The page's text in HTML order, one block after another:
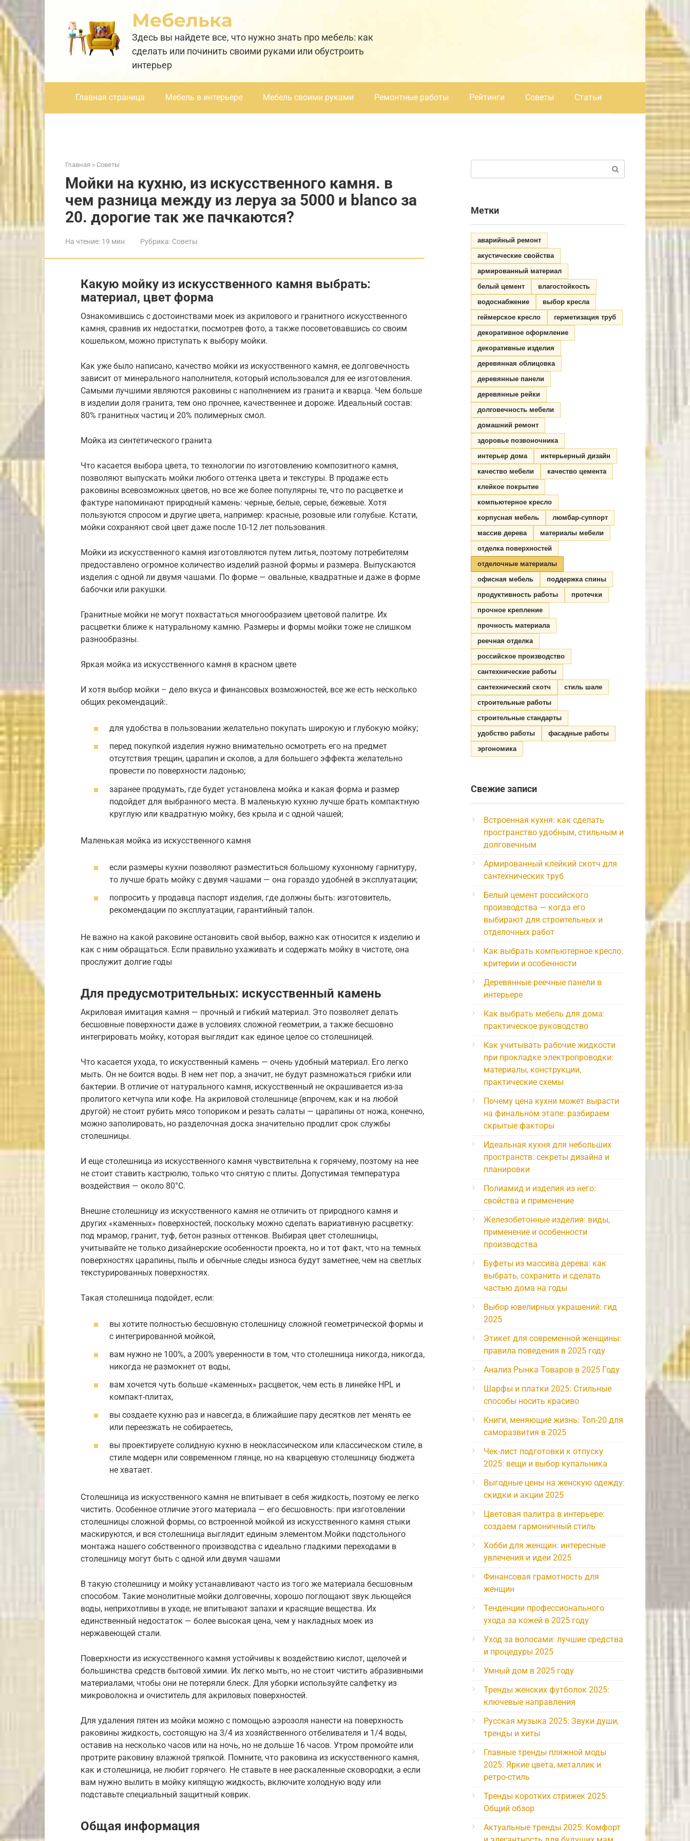
Перейти
к
контенту
Мебелька
Здесь вы найдете все, что нужно знать про мебель: как
сделать или починить своими руками или обустроить
интерьер
Главная страница Мебель в интерьере Мебель своими руками Ремонтные работы Рейтинги Советы Статьи
Главная » Советы
Мойки на кухню, из искусственного камня. в
чем разница между из леруа за 5000 и blanco за
20. дорогие так же пачкаются?
На чтение: 19 мин Рубрика: Советы
Какую мойку из искусственного камня выбрать:
материал, цвет форма
Ознакомившись с достоинствами моек из акрилового и гранитного искусственного
камня, сравнив их недостатки, посмотрев фото, а также посоветовавшись со своим
кошельком, можно приступать к выбору мойки.
Как уже было написано, качество мойки из искусственного камня, ее долговечность
зависит от минерального наполнителя, который использовался для ее изготовления.
Самыми лучшими являются раковины с наполнением из гранита и кварца. Чем больше
в изделии доля гранита, тем оно прочнее, качественнее и дороже. Идеальный состав:
80% гранитных частиц и 20% полимерных смол.
Мойка из синтетического гранита
Что касается выбора цвета, то технологии по изготовлению композитного камня,
позволяют выпускать мойки любого оттенка цвета и текстуры. В продаже есть
раковины всевозможных цветов, но все же более популярны те, что по расцветке и
фактуре напоминают природный камень: черные, белые, серые, бежевые. Хотя
пользуются спросом и другие цвета, например: красные, розовые или голубые. Кстати,
мойки сохраняют свой цвет даже после 10-12 лет пользования.
Мойки из искусственного камня изготовляются путем литья, поэтому потребителям
предоставлено огромное количество изделий разной формы и размера. Выпускаются
изделия с одной ли двумя чашами. По форме — овальные, квадратные и даже в форме
бабочки или ракушки.
Гранитные мойки не могут похвастаться многообразием цветовой палитре. Их
расцветки ближе к натуральному камню. Размеры и формы мойки тоже не слишком
разнообразны.
Яркая мойка из искусственного камня в красном цвете
И хотя выбор мойки – дело вкуса и финансовых возможностей, все же есть несколько
общих рекомендаций:.
для удобства в пользовании желательно покупать широкую и глубокую мойку;
перед покупкой изделия нужно внимательно осмотреть его на предмет
отсутствия трещин, царапин и сколов, а для большего эффекта желательно
провести по поверхности ладонью;
заранее продумать, где будет установлена мойка и какая форма и размер
подойдет для выбранного места. В маленькую кухню лучше брать компактную
круглую или квадратную мойку, без крыла и с одной чашей;
Маленькая мойка из искусственного камня
если размеры кухни позволяют разместиться большому кухонному гарнитуру,
то лучше брать мойку с двумя чашами — она гораздо удобней в эксплуатации;
попросить у продавца паспорт изделия, где должны быть: изготовитель,
рекомендации по эксплуатации, гарантийный талон.
Не важно на какой раковине остановить свой выбор, важно как относится к изделию и
как с ним обращаться. Если правильно ухаживать и содержать мойку в чистоте, она
прослужит долгие годы
Для предусмотрительных: искусственный камень
Акриловая имитация камня — прочный и гибкий материал. Это позволяет делать
бесшовные поверхности даже в условиях сложной геометрии, а также бесшовно
интегрировать мойку, которая выглядит как единое целое со столешницей.
Что касается ухода, то искусственный камень — очень удобный материал. Его легко
мыть. Он не боится воды. В нем нет пор, а значит, не будут размножаться грибки или
бактерии. В отличие от натурального камня, искусственный не окрашивается из-за
пролитого кетчупа или кофе. На акриловой столешнице (впрочем, как и на любой
другой) не стоит рубить мясо топориком и резать салаты — царапины от ножа, конечно,
можно заполировать, но разделочная доска значительно продлит срок службы
столешницы.
И еще столешница из искусственного камня чувствительна к горячему, поэтому на нее
не стоит ставить кастрюлю, только что снятую с плиты. Допустимая температура
воздействия — около 80°С.
Внешне столешницу из искусственного камня не отличить от природного камня и
других «каменных» поверхностей, поскольку можно сделать вариативную расцветку:
под мрамор, гранит, туф, бетон разных оттенков. Выбирая цвет столешницы,
учитывайте не только дизайнерские особенности проекта, но и тот факт, что на темных
поверхностях царапины, пыль и обычные следы износа будут заметнее, чем на светлых
текстурированных поверхностях.
Такая столешница подойдет, если:
вы хотите полностью бесшовную столешницу сложной геометрической формы и
с интегрированной мойкой,
вам нужно не 100%, а 200% уверенности в том, что столешница никогда, никогда,
никогда не размокнет от воды,
вам хочется чуть больше «каменных» расцветок, чем есть в линейке HPL и
компакт-плитах,
вы создаете кухню раз и навсегда, в ближайшие пару десятков лет менять ее
или переезжать не собираетесь,
вы проектируете солидную кухню в неоклассическом или классическом стиле, в
стиле модерн или современном глянце, но на кварцевую столешницу бюджета
не хватает.
Столешница из искусственного камня не впитывает в себя жидкость, поэтому ее легко
чистить. Особенное отличие этого материала — его бесшовность: при изготовлении
столешницы сложной формы, со встроенной мойкой из искусственного камня стыки
маскируются, и вся столешница выглядит единым элементом.Мойки подстольного
монтажа нашего собственного производства с идеально гладкими переходами в
столешницу могут быть с одной или двумя чашами
В такую столешницу и мойку устанавливают часто из того же материала бесшовным
способом. Такие монолитные мойки долговечны, хорошо поглощают звук льющейся
воды, неприхотливы в уходе, не впитывают запахи и красящие вещества. Их
единственный недостаток — более высокая цена, чем у накладных моек из
нержавеющей стали.
Поверхности из искусственного камня устойчивы к воздействию кислот, щелочей и
большинства средств бытовой химии. Их легко мыть, но не стоит чистить абразивными
материалами, чтобы они не потеряли блеск. Для уборки используйте салфетку из
микроволокна и очиститель для акриловых поверхностей.
Для удаления пятен из мойки можно с помощью аэрозоля нанести на поверхность
раковины жидкость, состоящую на 3/4 из хозяйственного отбеливателя и 1/4 воды,
оставив на несколько часов или на ночь, но не дольше 16 часов. Утром промойте или
протрите раковину влажной тряпкой. Помните, что раковина из искусственного камня,
как и столешница, не любит горячего. Не ставьте в нее раскаленные сковородки, а если
вам нужно вылить в мойку кипящую жидкость, включите холодную воду или
подставьте специальный защитный коврик.
Общая информация
Метки
аварийный ремонт
акустические свойства
армированный материал
белый цемент
влагостойкость
водоснабжение
выбор кресла
геймерское кресло
герметизация труб
декоративное оформление
декоративные изделия
деревянная облицовка
деревянные панели
деревянные рейки
долговечность мебели
домашний ремонт
здоровье позвоночника
интерьер дома
интерьерный дизайн
качество мебели
качество цемента
клейкое покрытие
компьютерное кресло
корпусная мебель
люмбар-суппорт
массив дерева
материалы мебели
отделка поверхностей
отделочные материалы
офисная мебель
поддержка спины
продуктивность работы
протечки
прочное крепление
прочность материала
реечная отделка
российское производство
сантехнические работы
сантехнический скотч
стиль шале
строительные работы
строительные стандарты
удобство работы
фасадные работы
эргономика
Свежие записи
Встроенная кухня: как сделать
пространство удобным, стильным и
долговечным
Армированный клейкий скотч для
сантехнических труб
Белый цемент российского
производства — когда его
выбирают для строительных и
отделочных работ
Как выбрать компьютерное кресло:
критерии и особенности
Деревянные реечные панели в
интерьере
Как выбрать мебель для дома:
практическое руководство
Как учитывать рабочие жидкости
при прокладке электропроводки:
материалы, конструкции,
практические схемы
Почему цена кухни может вырасти
на финальном этапе: разбираем
скрытые факторы
Идеальная кухня для небольших
пространств: секреты дизайна и
планировки
Полиамид и изделия из него:
свойства и применение
Железобетонные изделия: виды,
применение и особенности
производства
Буфеты из массива дерева: как
выбрать, сохранить и сделать
частью дома на годы
Выбор ювелирных украшений: гид
2025
Этикет для современной женщины:
правила поведения в 2025 году
Анализ Рынка Товаров в 2025 Году
Шарфы и платки 2025: Стильные
способы носить красиво
Книги, меняющие жизнь: Топ-20 для
саморазвития в 2025
Чек-лист подготовки к отпуску
2025: вещи и выбор купальника
Выгодные цены на женскую одежду:
скидки и акции 2025
Цветовая палитра в интерьере:
создаем гармоничный стиль
Хобби для женщин: интересные
увлечения и идеи 2025
Финансовая грамотность для
женщин
Тенденции профессионального
ухода за кожей в 2025 году
Уход за волосами: лучшие средства
и процедуры 2025
Умный дом в 2025 году
Тренды женских футболок 2025:
ключевые направления
Русская музыка 2025: Звуки души,
тренды и хиты
Главные тренды пляжной моды
2025: Яркие цвета, металлик и
ретро-стиль
Тренды коротких стрижек 2025:
Общий обзор
Актуальные тренды 2025: Комфорт